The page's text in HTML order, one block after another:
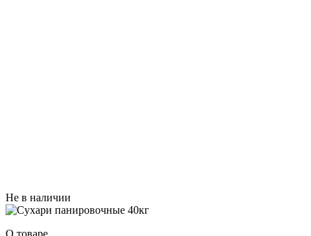
Не в наличии
О товаре